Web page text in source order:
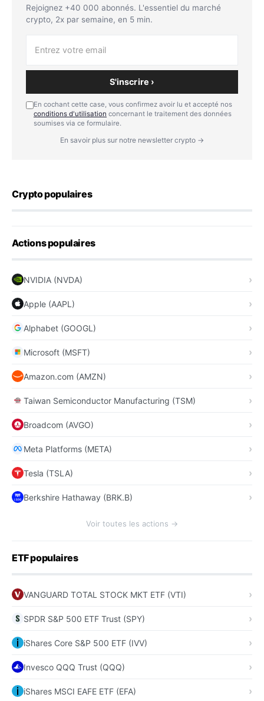
Rejoignez +40 000 abonnés. L'essentiel du marché
crypto, 2x par semaine, en 5 min.
S'inscrire ›
En cochant cette case, vous confirmez avoir lu et accepté nos
conditions d'utilisation concernant le traitement des données
soumises via ce formulaire.
En savoir plus sur notre newsletter crypto →
Crypto populaires
Actions populaires
NVIDIA (NVDA)
Apple (AAPL)
Alphabet (GOOGL)
Microsoft (MSFT)
Amazon.com (AMZN)
Taiwan Semiconductor Manufacturing (TSM)
Broadcom (AVGO)
Meta Platforms (META)
Tesla (TSLA)
Berkshire Hathaway (BRK.B)
Voir toutes les actions →
ETF populaires
VANGUARD TOTAL STOCK MKT ETF (VTI)
SPDR S&P 500 ETF Trust (SPY)
iShares Core S&P 500 ETF (IVV)
Invesco QQQ Trust (QQQ)
iShares MSCI EAFE ETF (EFA)